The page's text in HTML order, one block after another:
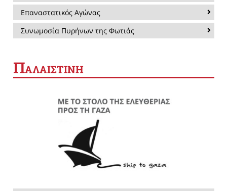
Επαναστατικός Αγώνας
Συνωμοσία Πυρήνων της Φωτιάς
ΠΑΛΑΙΣΤΙΝΗ